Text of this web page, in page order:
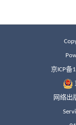
京ICP备
网络出